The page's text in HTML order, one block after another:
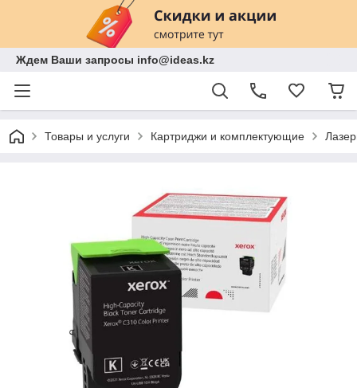
Ждем Ваши запросы info@ideas.kz
Товары и услуги Картриджи и комплектующие